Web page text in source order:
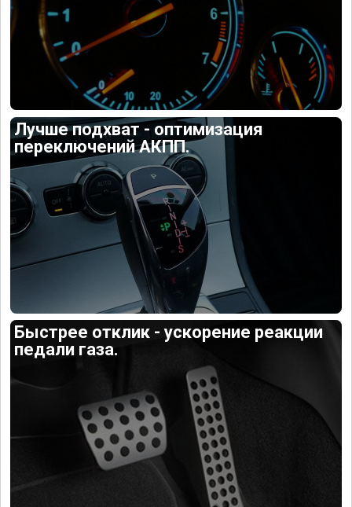
Лучше подхват - оптимизация
переключений АКПП.
Быстрее отклик - ускорение реакции
педали газа.